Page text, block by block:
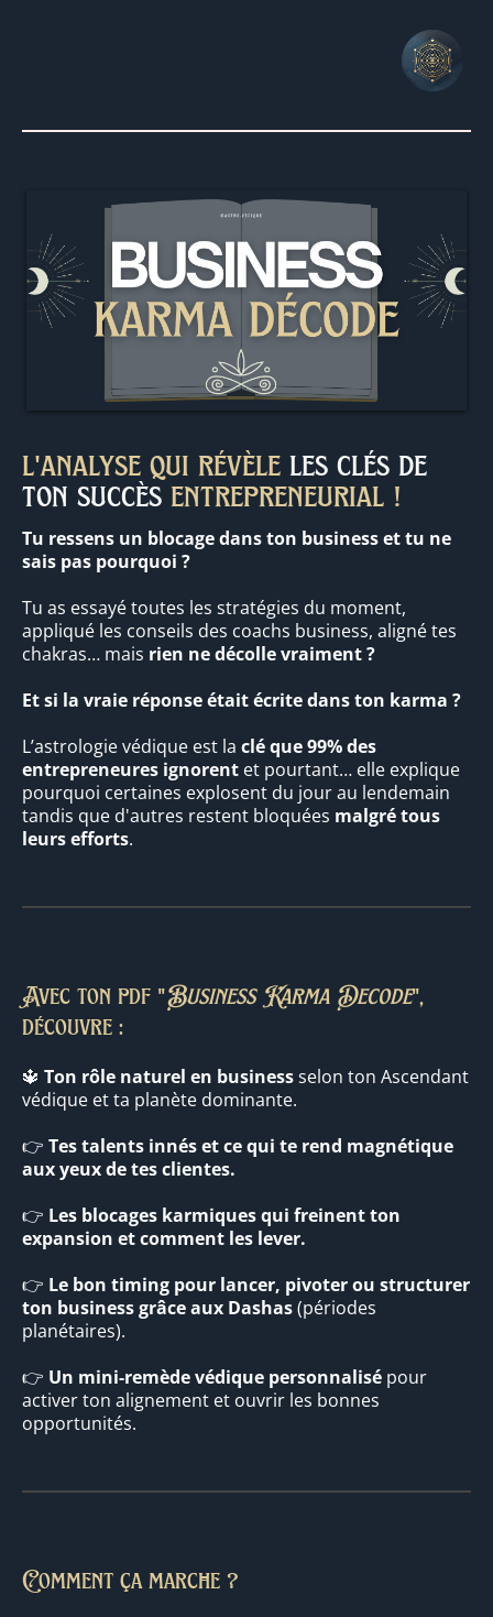
l'analyse qui révèle les clés de
ton succès entrepreneurial !
Tu ressens un blocage dans ton business et tu ne
sais pas pourquoi ?
Tu as essayé toutes les stratégies du moment,
appliqué les conseils des coachs business, aligné tes
chakras… mais rien ne décolle vraiment ?
Et si la vraie réponse était écrite dans ton karma ?
L’astrologie védique est la clé que 99% des
entrepreneures ignorent et pourtant… elle explique
pourquoi certaines explosent du jour au lendemain
tandis que d'autres restent bloquées malgré tous
leurs efforts.
Avec ton pdf "Business Karma Decode",
découvre :
🔱 Ton rôle naturel en businessselon ton Ascendant
védique et ta planète dominante.
👉 Tes talents innés et ce qui te rend magnétique
aux yeux de tes clientes.
👉 Les blocages karmiques qui freinent ton
expansion et comment les lever.
👉 Le bon timing pour lancer, pivoter ou structurer
ton business grâce aux Dashas(périodes
planétaires).
👉 Un mini-remède védique personnalisé pour
activer ton alignement et ouvrir les bonnes
opportunités.
Comment ça marche ?